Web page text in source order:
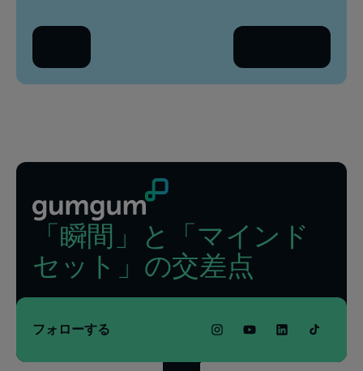
国
「瞬間」と「マインド
セット」の交差点
フォローする